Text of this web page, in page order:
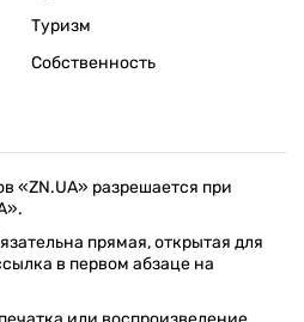
Туризм
Собственность
«ZN.UA» разрешается при
прямая, открытая для
в первом абзаце на